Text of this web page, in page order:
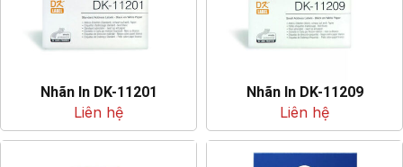
Nhãn In DK-11201
Liên hệ
Nhãn In DK-11209
Liên hệ